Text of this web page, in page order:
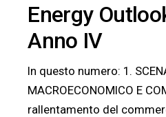
Energy
Anno IV
In questo numero: 1. SCENARIO
MACROECONOMICO E
rallentamento del